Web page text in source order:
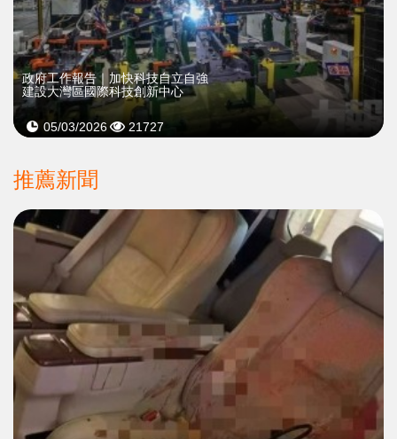
政府工作報告｜加快科技自立自強
建設大灣區國際科技創新中心
05/03/2026 21727
推薦新聞